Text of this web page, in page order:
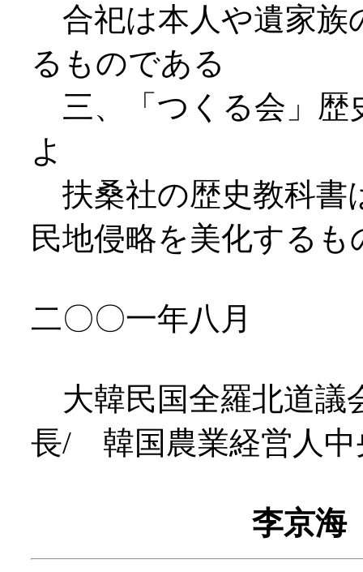
合祀は本人や遺家族
るものである
三、「つくる会」歴
よ
扶桑社の歴史教科書
民地侵略を美化するも
二〇〇一年八月
大韓民国全羅北道議
長/ 韓国農業経営人
李京海